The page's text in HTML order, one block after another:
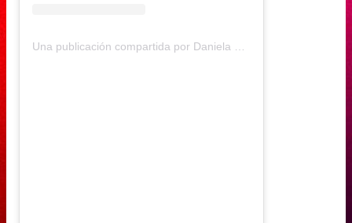
Una publicación compartida por Daniela Muñoz (@daniela.andreamu)